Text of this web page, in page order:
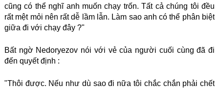
cũng có thể nghĩ anh muốn chạy trốn. Tất cả chúng tôi đều
rất mệt mỏi nên rất dễ lầm lẫn. Làm sao anh có thể phân biệt
giữa đi với chạy đây ?"
Bất ngờ Nedoryezov nói với vẻ của người cuối cùng đã đi
đến quyết định :
"Thôi được. Nếu như dù sao đi nữa tôi chắc chắn phải chết